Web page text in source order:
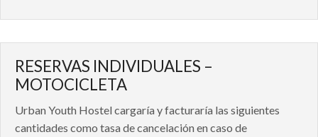
RESERVAS INDIVIDUALES –
MOTOCICLETA
Urban Youth Hostel cargaría y facturaría las siguientes
cantidades como tasa de cancelación en caso de